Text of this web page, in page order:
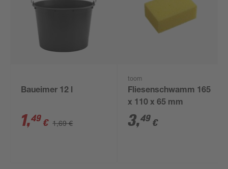
Baueimer 12 l
1,49 € 1,69 €
toom
Fliesenschwamm 165
x 110 x 65 mm
3,49 €